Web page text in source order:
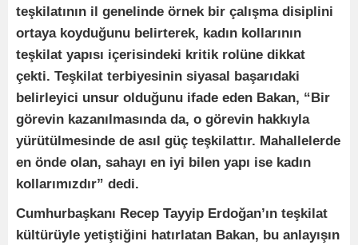
teşkilatının il genelinde örnek bir çalışma disiplini
ortaya koyduğunu belirterek, kadın kollarının
teşkilat yapısı içerisindeki kritik rolüne dikkat
çekti. Teşkilat terbiyesinin siyasal başarıdaki
belirleyici unsur olduğunu ifade eden Bakan, “Bir
görevin kazanılmasında da, o görevin hakkıyla
yürütülmesinde de asıl güç teşkilattır. Mahallelerde
en önde olan, sahayı en iyi bilen yapı ise kadın
kollarımızdır” dedi.
Cumhurbaşkanı Recep Tayyip Erdoğan’ın teşkilat
kültürüyle yetiştiğini hatırlatan Bakan, bu anlayışın